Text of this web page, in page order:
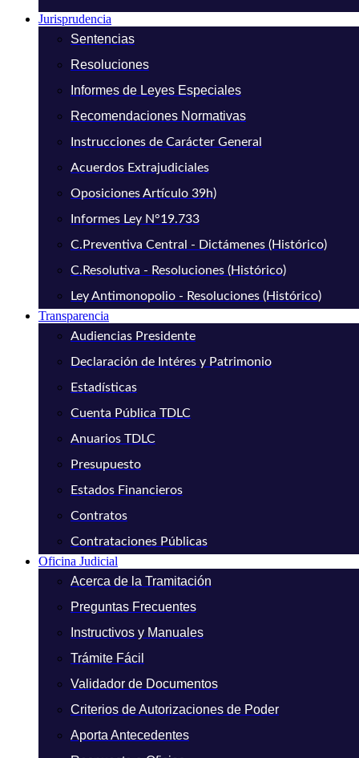
Jurisprudencia
Sentencias
Resoluciones
Informes de Leyes Especiales
Recomendaciones Normativas
Instrucciones de Carácter General
Acuerdos Extrajudiciales
Oposiciones Artículo 39h)
Informes Ley N°19.733
C.Preventiva Central - Dictámenes (Histórico)
C.Resolutiva - Resoluciones (Histórico)
Ley Antimonopolio - Resoluciones (Histórico)
Transparencia
Audiencias Presidente
Declaración de Intéres y Patrimonio
Estadísticas
Cuenta Pública TDLC
Anuarios TDLC
Presupuesto
Estados Financieros
Contratos
Contrataciones Públicas
Oficina Judicial
Acerca de la Tramitación
Preguntas Frecuentes
Instructivos y Manuales
Trámite Fácil
Validador de Documentos
Criterios de Autorizaciones de Poder
Aporta Antecedentes